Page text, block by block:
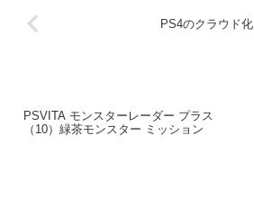
PS4のクラウド化
PSVITA モンスターレーダー プラス
（10）緑茶モンスター ミッション